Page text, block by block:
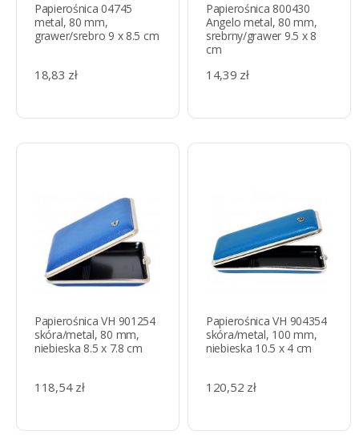
Papierośnica 04745
metal, 80 mm,
grawer/srebro 9 x 8.5 cm
18,83 zł
Papierośnica 800430
Angelo metal, 80 mm,
srebrny/grawer 9.5 x 8
cm
14,39 zł
Papierośnica VH 901254
skóra/metal, 80 mm,
niebieska 8.5 x 7.8 cm
118,54 zł
Papierośnica VH 904354
skóra/metal, 100 mm,
niebieska 10.5 x 4 cm
120,52 zł